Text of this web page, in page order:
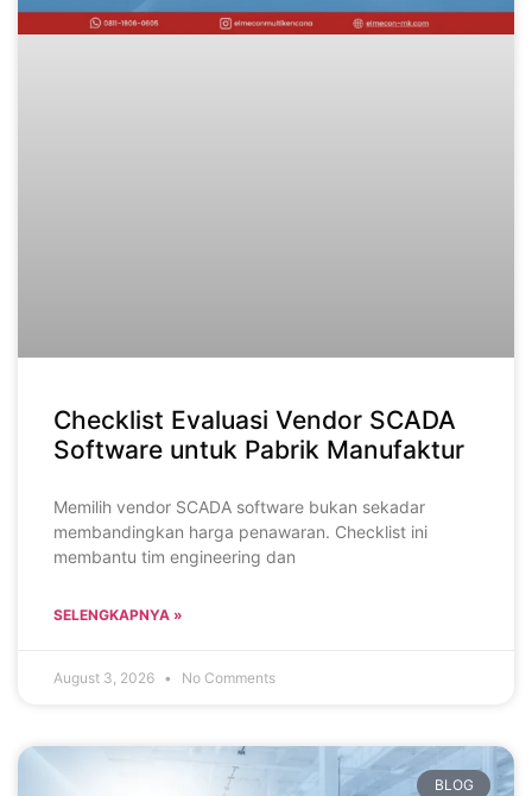
Checklist Evaluasi Vendor SCADA
Software untuk Pabrik Manufaktur
Memilih vendor SCADA software bukan sekadar
membandingkan harga penawaran. Checklist ini
membantu tim engineering dan
SELENGKAPNYA »
August 3, 2026 No Comments
BLOG